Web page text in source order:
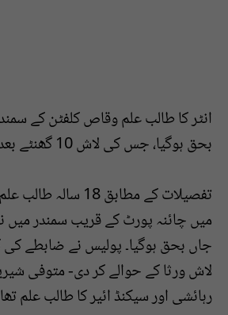
انٹر کا طالب علم وقاص کلفٹن کے
بحق ہوگیا، جس کی لاش 10 گھنٹے بعد برآمد ہوگئی۔
تفصیلات کے مطابق
میں چائنہ پورٹ کے قریب سمندر میں
جاں بحق ہوگیا۔ پولیس نے ضابطے کی
لاش ورثا کے حوالے کر دی- متوفی
رہائشی اور سیکنڈ ائیر کا طالب علم